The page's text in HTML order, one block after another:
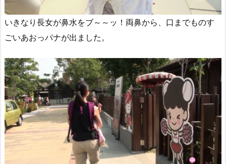
いきなり長女が鼻水をブ～～ッ！両鼻から、口までものす
ごいあおっパナが出ました。